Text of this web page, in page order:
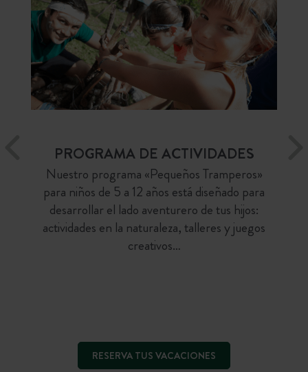
PROGRAMA DE ACTIVIDADES
Nuestro programa «Pequeños Tramperos»
para niños de 5 a 12 años está diseñado para
desarrollar el lado aventurero de tus hijos:
actividades en la naturaleza, talleres y juegos
creativos…
RESERVA TUS VACACIONES